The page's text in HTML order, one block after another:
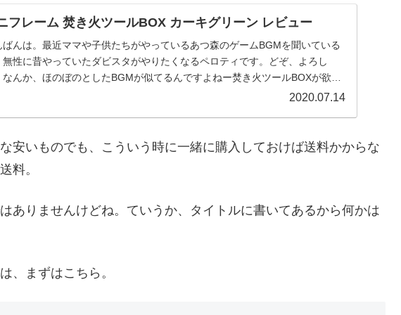
フレーム 焚き火ツールBOX カーキグリーン レビュー
ばんは。最近ママや子供たちがやっているあつ森のゲームBGMを聞いている
無性に昔やっていたダビスタがやりたくなるペロティです。どぞ、よろし
なんか、ほのぼのとしたBGMが似てるんですよねー焚き火ツールBOXが欲し
2020.07.14
安いものでも、こういう時に一緒に購入しておけば送料かからな
料。
ありませんけどね。ていうか、タイトルに書いてあるから何かは
、まずはこちら。